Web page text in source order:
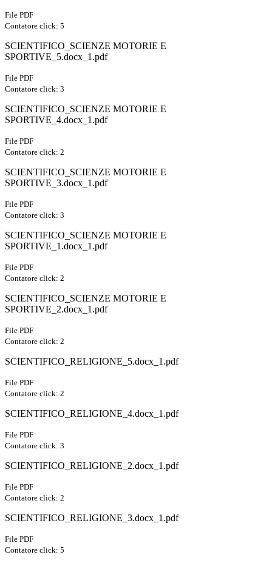
File PDF
Contatore click: 5
SCIENTIFICO_SCIENZE MOTORIE E
SPORTIVE_5.docx_1.pdf
File PDF
Contatore click: 3
SCIENTIFICO_SCIENZE MOTORIE E
SPORTIVE_4.docx_1.pdf
File PDF
Contatore click: 2
SCIENTIFICO_SCIENZE MOTORIE E
SPORTIVE_3.docx_1.pdf
File PDF
Contatore click: 3
SCIENTIFICO_SCIENZE MOTORIE E
SPORTIVE_1.docx_1.pdf
File PDF
Contatore click: 2
SCIENTIFICO_SCIENZE MOTORIE E
SPORTIVE_2.docx_1.pdf
File PDF
Contatore click: 2
SCIENTIFICO_RELIGIONE_5.docx_1.pdf
File PDF
Contatore click: 2
SCIENTIFICO_RELIGIONE_4.docx_1.pdf
File PDF
Contatore click: 3
SCIENTIFICO_RELIGIONE_2.docx_1.pdf
File PDF
Contatore click: 2
SCIENTIFICO_RELIGIONE_3.docx_1.pdf
File PDF
Contatore click: 5